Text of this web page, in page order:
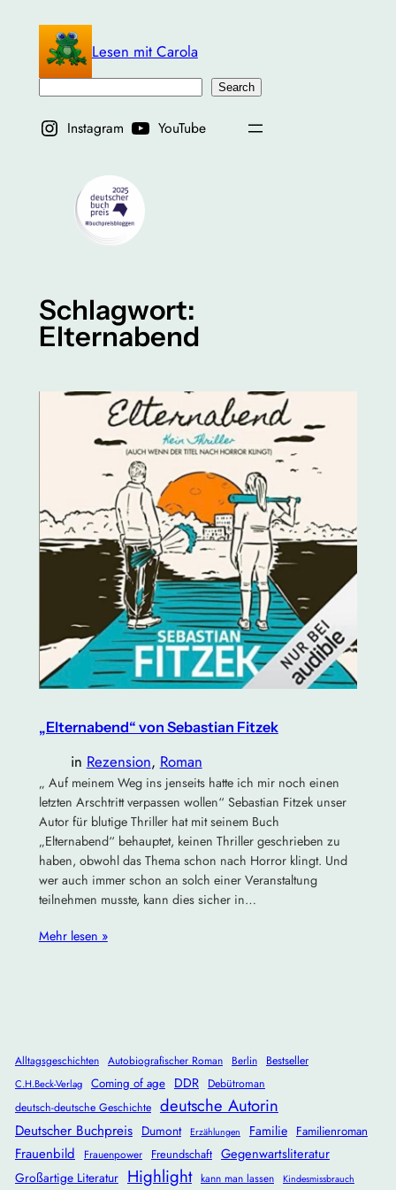
springen
Lesen mit Carola
Search
Instagram YouTube
Schlagwort:
Elternabend
„Elternabend“ von Sebastian Fitzek
in Rezension, Roman
„ Auf meinem Weg ins jenseits hatte ich mir noch einen
letzten Arschtritt verpassen wollen“ Sebastian Fitzek unser
Autor für blutige Thriller hat mit seinem Buch
„Elternabend“ behauptet, keinen Thriller geschrieben zu
haben, obwohl das Thema schon nach Horror klingt. Und
wer auch immer schon an solch einer Veranstaltung
teilnehmen musste, kann dies sicher in…
Mehr lesen »
Alltagsgeschichten Autobiografischer Roman Berlin Bestseller
C.H.Beck-Verlag Coming of age DDR
Debütroman
deutsch-deutsche Geschichte deutsche Autorin
Deutscher Buchpreis Dumont Erzählungen Familie Familienroman
Frauenbild Frauenpower Freundschaft Gegenwartsliteratur
Großartige Literatur Highlight kann man lassen Kindesmissbrauch